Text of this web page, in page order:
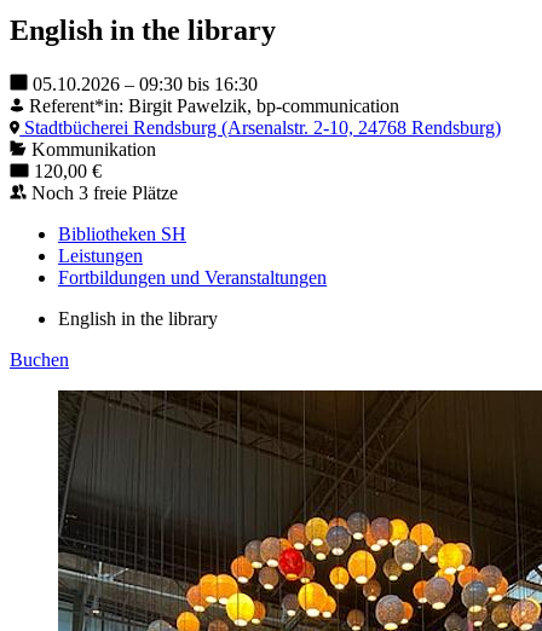
English in the library
05.10.2026 – 09:30 bis 16:30
Referent*in: Birgit Pawelzik, bp-communication
Stadtbücherei Rendsburg (Arsenalstr. 2-10, 24768 Rendsburg)
Kommunikation
120,00 €
Noch 3 freie Plätze
Bibliotheken SH
Leistungen
Fortbildungen und Veranstaltungen
English in the library
Buchen